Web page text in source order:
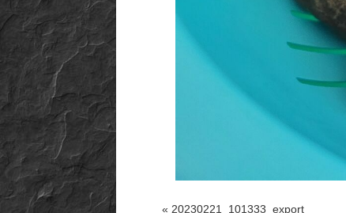
« 20230221_101333_export